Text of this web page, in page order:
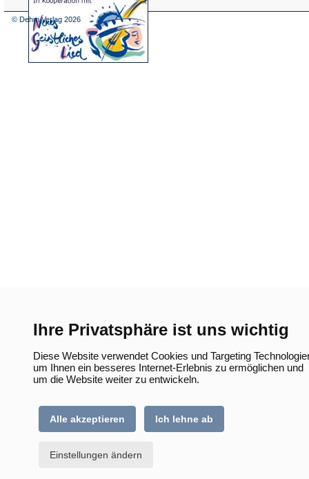
Ihre Privatsphäre ist uns wichtig
Diese Website verwendet Cookies und Targeting
um Ihnen ein besseres Internet-Erlebnis zu ermöglichen und
um die Website weiter zu entwickeln.
Alle akzeptieren Ich lehne ab
Einstellungen ändern
in
© Dehm Verlag 2026